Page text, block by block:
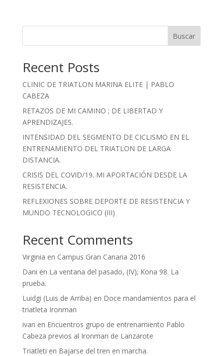
Buscar
Recent Posts
CLINIC DE TRIATLON MARINA ELITE | PABLO
CABEZA
RETAZOS DE MI CAMINO ; DE LIBERTAD Y
APRENDIZAJES.
INTENSIDAD DEL SEGMENTO DE CICLISMO EN EL
ENTRENAMIENTO DEL TRIATLON DE LARGA
DISTANCIA.
CRISIS DEL COVID/19. MI APORTACIÓN DESDE LA
RESISTENCIA.
REFLEXIONES SOBRE DEPORTE DE RESISTENCIA Y
MUNDO TECNOLOGICO (III)
Recent Comments
Virginia en Campus Gran Canaria 2016
Dani en La ventana del pasado, (IV); Kona 98. La
prueba.
Luidgi (Luis de Arriba) en Doce mandamientos para el
triatleta Ironman
ivan en Encuentros grupo de entrenamiento Pablo
Cabeza previos al Ironman de Lanzarote
Triatleti en Bajarse del tren en marcha.